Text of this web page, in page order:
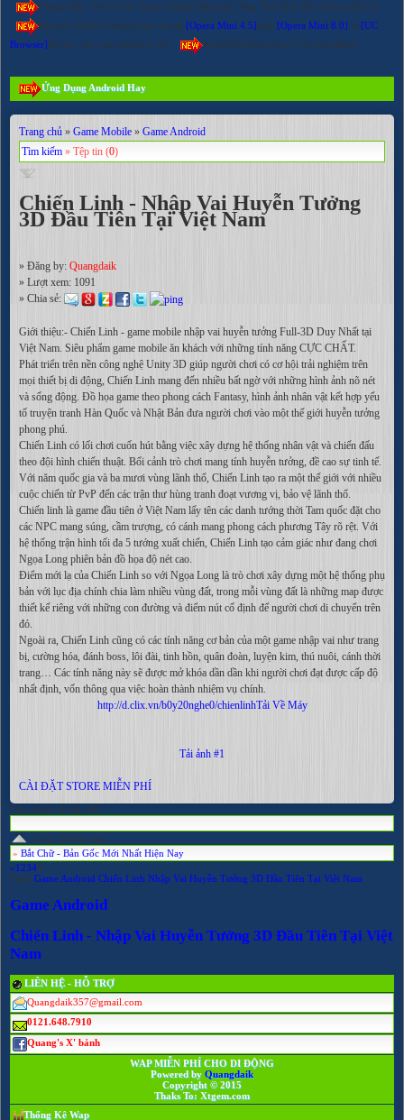
Thông Báo: Tất Cả Các Game Online Đăng Ký, Nạp Thẻ Nick Đều Không Bị Lỗi.
Khuyến khích sử dụng trình duyệt [Opera Mini 4.5] hoặc[Opera Mini 8.0] và[UC
Browser]để truy cập wap không bị lỗi. Kenh380.Hexat.Com Trên FaceBook
Ứng Dụng Android Hay
Trang chủ » Game Mobile » Game Android
Tìm kiếm » Tệp tin (0)
Chiến Linh - Nhập Vai Huyễn Tưởng
3D Đầu Tiên Tại Việt Nam
» Đăng by: Quangdaik
» Lượt xem: 1091
» Chia sẻ:
Giới thiệu:- Chiến Linh - game mobile nhập vai huyễn tưởng Full-3D Duy Nhất tại
Việt Nam. Siêu phẩm game mobile ăn khách với những tính năng CỰC CHẤT.
Phát triển trên nền công nghệ Unity 3D giúp người chơi có cơ hội trải nghiệm trên
mọi thiết bị di động, Chiến Linh mang đến nhiều bất ngờ với những hình ảnh nõ nét
và sống động. Đồ họa game theo phong cách Fantasy, hình ảnh nhân vật kết hợp yếu
tố truyện tranh Hàn Quốc và Nhật Bản đưa người chơi vào một thế giới huyễn tưởng
phong phú.
Chiến Linh có lối chơi cuốn hút bằng việc xây dựng hệ thống nhân vật và chiến đấu
theo đội hình chiến thuật. Bối cảnh trò chơi mang tính huyễn tưởng, đề cao sự tinh tế.
Với năm quốc gia và ba mươi vùng lãnh thổ, Chiến Linh tạo ra một thế giới với nhiều
cuộc chiến từ PvP đến các trận thư hùng tranh đoạt vương vị, bảo vệ lãnh thổ.
Chiến linh là game đầu tiên ở Việt Nam lấy tên các danh tướng thời Tam quốc đặt cho
các NPC mang súng, cầm trượng, có cánh mang phong cách phương Tây rõ rệt. Với
hệ thống trận hình tối đa 5 tướng xuất chiến, Chiến Linh tạo cảm giác như đang chơi
Ngọa Long phiên bản đồ họa độ nét cao.
Điểm mới lạ của Chiến Linh so với Ngọa Long là trò chơi xây dựng một hệ thống phụ
bản với lục địa chính chia làm nhiều vùng đất, trong mỗi vùng đất là những map được
thiết kế riêng với những con đường và điểm nút cố định để người chơi di chuyển trên
đó.
Ngoài ra, Chiến Linh cũng có các tính năng cơ bản của một game nhập vai như trang
bị, cường hóa, đánh boss, lôi đài, tinh hồn, quân đoàn, luyện kim, thú nuôi, cánh thời
trang… Các tính năng này sẽ được mở khóa dần dần khi người chơi đạt được cấp độ
nhất định, vốn thông qua việc hoàn thành nhiệm vụ chính.
http://d.clix.vn/b0y20nghe0/chienlinhTải Về Máy
Tải ảnh #1
CÀI ĐẶT STORE MIỄN PHÍ
Cảm nhận về bài viết
Cùng chuyên mục
» Bắt Chữ - Bản Gốc Mới Nhất Hiện Nay
«1 2345
Tags: Game Android Chiến Linh Nhập Vai Huyễn Tưởng 3D Đầu Tiên Tại Việt Nam
Game Android
Chiến Linh - Nhập Vai Huyễn Tưởng 3D Đầu Tiên Tại Việt
Nam
LIÊN HỆ - HỖ TRỢ
Quangdaik357@gmail.com
0121.648.7910
Quang's X' bảnh
WAP MIỄN PHÍ CHO DI ĐỘNG
Powered byQuangdaik
Copyright © 2015
Thaks To: Xtgem.com
Thống Kê Wap